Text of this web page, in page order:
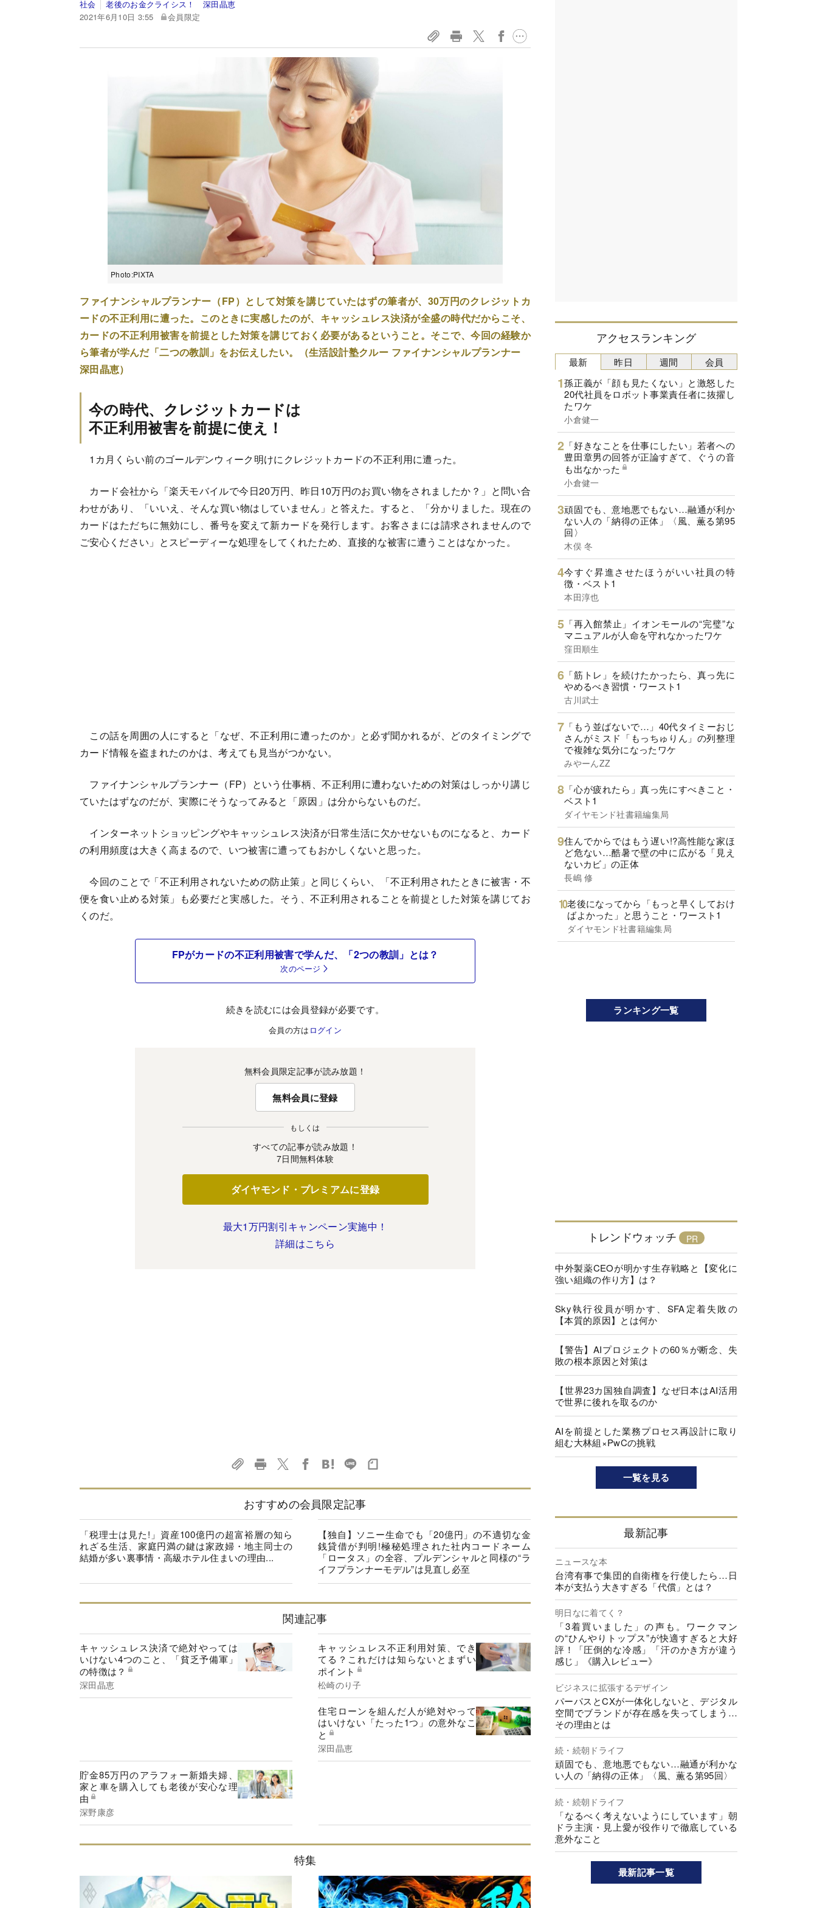
社会
老後のお金クライシス！ 深田晶恵
2021年6月10日 3:55
会員限定
Photo:PIXTA
ファイナンシャルプランナー（FP）として対策を講じていたはずの筆者が、30万円のクレジットカ
ードの不正利用に遭った。このときに実感したのが、キャッシュレス決済が全盛の時代だからこそ、
カードの不正利用被害を前提とした対策を講じておく必要があるということ。そこで、今回の経験か
ら筆者が学んだ「二つの教訓」をお伝えしたい。（生活設計塾クルー ファイナンシャルプランナー
深田晶恵）
今の時代、クレジットカードは
不正利用被害を前提に使え！
1カ月くらい前のゴールデンウィーク明けにクレジットカードの不正利用に遭った。
カード会社から「楽天モバイルで今日20万円、昨日10万円のお買い物をされましたか？」と問い合
わせがあり、「いいえ、そんな買い物はしていません」と答えた。すると、「分かりました。現在の
カードはただちに無効にし、番号を変えて新カードを発行します。お客さまには請求されませんので
ご安心ください」とスピーディーな処理をしてくれたため、直接的な被害に遭うことはなかった。
この話を周囲の人にすると「なぜ、不正利用に遭ったのか」と必ず聞かれるが、どのタイミングで
カード情報を盗まれたのかは、考えても見当がつかない。
ファイナンシャルプランナー（FP）という仕事柄、不正利用に遭わないための対策はしっかり講じ
ていたはずなのだが、実際にそうなってみると「原因」は分からないものだ。
インターネットショッピングやキャッシュレス決済が日常生活に欠かせないものになると、カード
の利用頻度は大きく高まるので、いつ被害に遭ってもおかしくないと思った。
今回のことで「不正利用されないための防止策」と同じくらい、「不正利用されたときに被害・不
便を食い止める対策」も必要だと実感した。そう、不正利用されることを前提とした対策を講じてお
くのだ。
FPがカードの不正利用被害で学んだ、「2つの教訓」とは？
次のページ
続きを読むには会員登録が必要です。
会員の方は ログイン
無料会員限定記事が読み放題！
無料会員に登録
もしくは
すべての記事が読み放題！
7日間無料体験
ダイヤモンド・プレミアムに登録
最大1万円割引キャンペーン実施中！
詳細はこちら
おすすめの会員限定記事
「税理士は見た!」資産100億円の超富裕層の知ら
れざる生活、家庭円満の鍵は家政婦・地主同士の
結婚が多い裏事情・高級ホテル住まいの理由...
【独自】ソニー生命でも「20億円」の不適切な金
銭貸借が判明!極秘処理された社内コードネーム
「ロータス」の全容、プルデンシャルと同様の“ラ
イフプランナーモデル”は見直し必至
関連記事
キャッシュレス決済で絶対やっては
いけない4つのこと、「貧乏予備軍」
の特徴は？
深田晶恵
キャッシュレス不正利用対策、でき
てる？これだけは知らないとまずい
ポイント
松崎のり子
住宅ローンを組んだ人が絶対やって
はいけない「たった1つ」の意外なこ
と
深田晶恵
貯金85万円のアラフォー新婚夫婦、
家と車を購入しても老後が安心な理
由
深野康彦
特集
アクセスランキング
最新
孫正義が「顔も見たくない」と激怒した
20代社員をロボット事業責任者に抜擢し
たワケ
小倉健一
「好きなことを仕事にしたい」若者への
豊田章男の回答が正論すぎて、ぐうの音
も出なかった
小倉健一
頑固でも、意地悪でもない…融通が利か
ない人の「納得の正体」〈風、薫る第95
回〉
木俣 冬
今すぐ昇進させたほうがいい社員の特
徴・ベスト1
本田淳也
「再入館禁止」イオンモールの“完璧”な
マニュアルが人命を守れなかったワケ
窪田順生
「筋トレ」を続けたかったら、真っ先に
やめるべき習慣・ワースト1
古川武士
「もう並ばないで…」40代タイミーおじ
さんがミスド「もっちゅりん」の列整理
で複雑な気分になったワケ
みやーんZZ
「心が疲れたら」真っ先にすべきこと・
ベスト1
ダイヤモンド社書籍編集局
住んでからではもう遅い!?高性能な家ほ
ど危ない…酷暑で壁の中に広がる「見え
ないカビ」の正体
長嶋 修
老後になってから「もっと早くしておけ
ばよかった」と思うこと・ワースト1
ダイヤモンド社書籍編集局
昨日 週間 会員
ランキング一覧
トレンドウォッチ
中外製薬CEOが明かす生存戦略と【変化に
強い組織の作り方】は？
Sky執行役員が明かす、SFA定着失敗の
【本質的原因】とは何か
【警告】AIプロジェクトの60％が断念、失
敗の根本原因と対策は
【世界23カ国独自調査】なぜ日本はAI活用
で世界に後れを取るのか
AIを前提とした業務プロセス再設計に取り
組む大林組×PwCの挑戦
一覧を見る
最新記事
ニュースな本
台湾有事で集団的自衛権を行使したら…日
本が支払う大きすぎる「代償」とは？
明日なに着てく？
「3着買いました」の声も。ワークマン
の“ひんやりトップス”が快適すぎると大好
評！「圧倒的な冷感」「汗のかき方が違う
感じ」《購入レビュー》
ビジネスに拡張するデザイン
パーパスとCXが一体化しないと、デジタル
空間でブランドが存在感を失ってしまう…
その理由とは
続・続朝ドライフ
頑固でも、意地悪でもない…融通が利かな
い人の「納得の正体」〈風、薫る第95回〉
続・続朝ドライフ
「なるべく考えないようにしています」朝
ドラ主演・見上愛が役作りで徹底している
意外なこと
最新記事一覧